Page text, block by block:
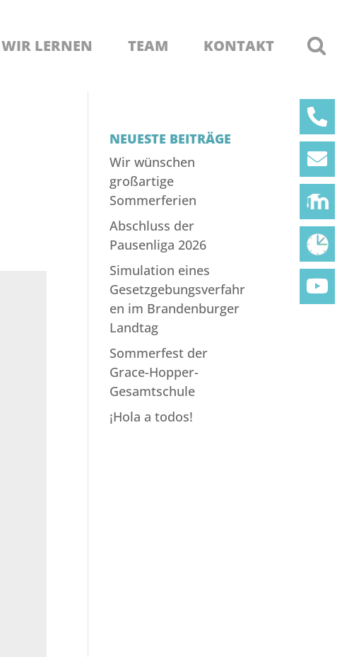
LERNEN TEAM KONTAKT
NEUESTE BEITRÄGE
Wir wünschen
großartige
Sommerferien
Abschluss der
Pausenliga 2026
Simulation eines
Gesetzgebungsverfahr
en im Brandenburger
Landtag
Sommerfest der
Grace-Hopper-
Gesamtschule
¡Hola a todos!